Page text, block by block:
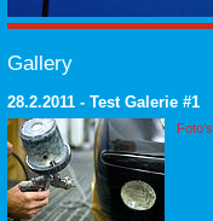
Gallery
28.2.2011 - Test Galerie #1
Foto's